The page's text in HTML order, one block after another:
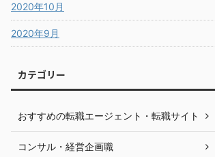
2020年10月
2020年9月
カテゴリー
おすすめの転職エージェント・転職サイト
コンサル・経営企画職